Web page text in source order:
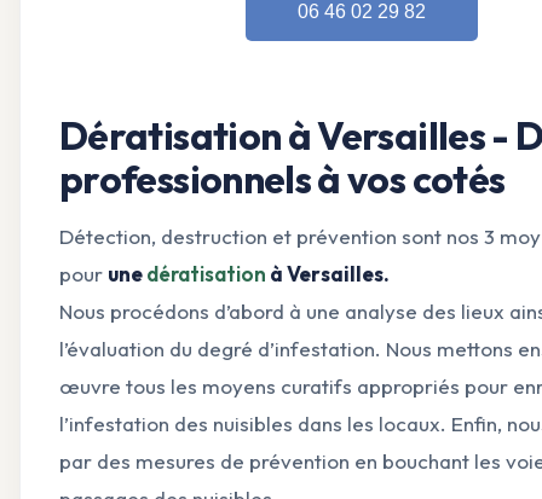
06 46 02 29 82
Dératisation à Versailles -
professionnels à vos cotés
Détection, destruction et prévention sont nos 3
pour unedératisation à Versailles.
Nous procédons d’abord à une analyse des lieux
l’évaluation du degré d’infestation. Nous mettons
œuvre tous les moyens curatifs appropriés pour
l’infestation des nuisibles dans les locaux. Enfin,
par des mesures de prévention en bouchant les